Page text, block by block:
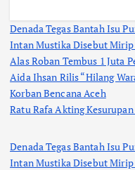
Denada Tegas Bantah Isu
Intan Mustika Disebut Mirip
Alas Roban Tembus 1 Juta
Aida Ihsan Rilis “Hilang
Korban Bencana Aceh
Ratu Rafa Akting
Denada Tegas Bantah Isu
Intan Mustika Disebut Mirip